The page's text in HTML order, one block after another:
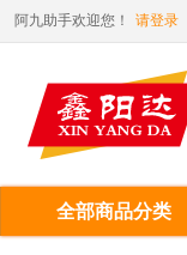
阿九助手欢迎您！ 请登录
全部商品分类